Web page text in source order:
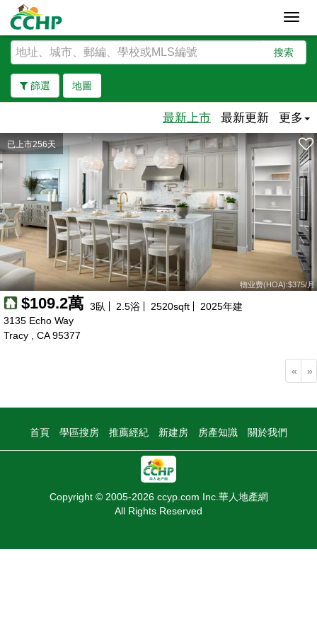
搜索
篩選 地圖
去除邊界
最新上市 最新更新 更多
已上市256天
物业费(HOA):$375/月
$109.2萬 3臥 2.5浴 2520sqft 2025年建
3135 Echo Way
Tracy , CA 95377
« »
首頁 學區搜房 推薦經紀 新建房 房產知識 關於我們
Copyright © 2005-2026 ccyp.com Inc.華人地產網
All Rights Reserved